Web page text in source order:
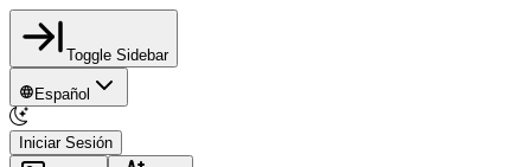
Toggle Sidebar
Español
Iniciar Sesión